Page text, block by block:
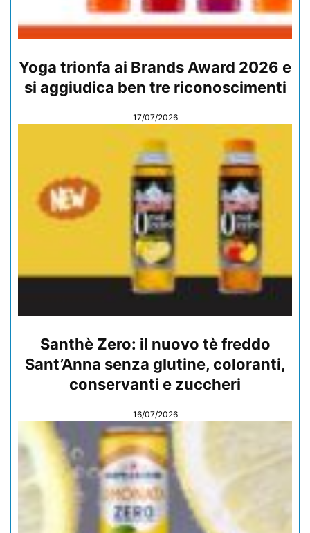
Yoga trionfa ai Brands Award 2026 e
si aggiudica ben tre riconoscimenti
17/07/2026
Santhè Zero: il nuovo tè freddo
Sant’Anna senza glutine, coloranti,
conservanti e zuccheri
16/07/2026